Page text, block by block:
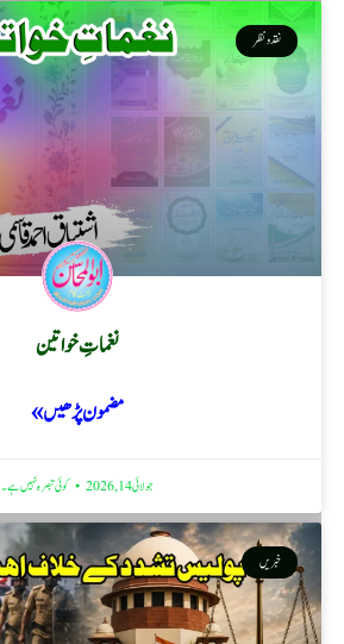
نقد ونظر
نغماتِ خواتین
مضمون پڑھیں »
جولائی 14, 2026 کوئی تبصرہ نہیں ہے۔
خبریں